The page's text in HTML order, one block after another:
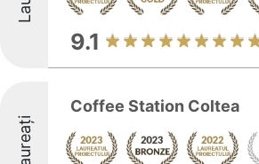
9.1
Laureați
Coffee Station Coltea